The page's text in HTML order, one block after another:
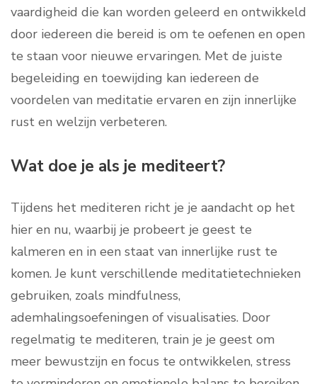
vaardigheid die kan worden geleerd en ontwikkeld
door iedereen die bereid is om te oefenen en open
te staan voor nieuwe ervaringen. Met de juiste
begeleiding en toewijding kan iedereen de
voordelen van meditatie ervaren en zijn innerlijke
rust en welzijn verbeteren.
Wat doe je als je mediteert?
Tijdens het mediteren richt je je aandacht op het
hier en nu, waarbij je probeert je geest te
kalmeren en in een staat van innerlijke rust te
komen. Je kunt verschillende meditatietechnieken
gebruiken, zoals mindfulness,
ademhalingsoefeningen of visualisaties. Door
regelmatig te mediteren, train je je geest om
meer bewustzijn en focus te ontwikkelen, stress